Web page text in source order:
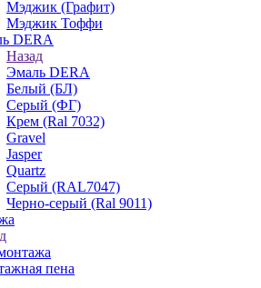
Мэджик (Графит)
Мэджик Тоффи
DERA
Назад
Эмаль DERA
Белый (БЛ)
Серый (ФГ)
Крем (Ral 7032)
Gravel
Jasper
Quartz
Серый (RAL7047)
Черно-серый (Ral 9011)
пена